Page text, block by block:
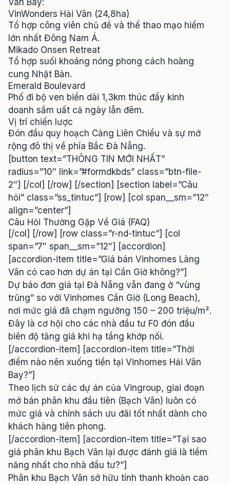
VinWonders Hải Vân (24,8ha)
Tổ hợp công viên chủ đề và thể thao mạo hiểm
lớn nhất Đông Nam Á.
Mikado Onsen Retreat
Tổ hợp suối khoáng nóng phong cách hoàng
cung Nhật Bản.
Emerald Boulevard
Phố đi bộ ven biển dài 1,3km thúc đẩy kinh
doanh sầm uất cả ngày lẫn đêm.
Vị trí chiến lược
Đón đầu quy hoạch Cảng Liên Chiểu và sự mở
rộng đô thị về phía Bắc Đà Nẵng.
[button text=”THÔNG TIN MỚI NHẤT”
radius=”10″ link=”#formdkbds” class=”btn-file-
2″] [/col] [/row] [/section] [section label=”Câu
hỏi” class=”ss_tintuc”] [row] [col span__sm=”12″
align=”center”]
Câu Hỏi Thường Gặp Về Giá (FAQ)
[/col] [/row] [row class=”r-nd-tintuc”] [col
span=”7″ span__sm=”12″] [accordion]
[accordion-item title=”Giá bán Vinhomes Làng
Vân có cao hơn dự án tại Cần Giờ không?”]
Dự báo đơn giá tại Đà Nẵng vẫn đang ở “vùng
trũng” so với Vinhomes Cần Giờ (Long Beach),
nơi mức giá đã chạm ngưỡng 150 – 200 triệu/m².
Đây là cơ hội cho các nhà đầu tư F0 đón đầu
biên độ tăng giá khi hạ tầng khớp nối.
[/accordion-item] [accordion-item title=”Thời
điểm nào nên xuống tiền tại Vinhomes Hải Vân
Bay?”]
Theo lịch sử các dự án của Vingroup, giai đoạn
mở bán phân khu đầu tiên (Bạch Vân) luôn có
mức giá và chính sách ưu đãi tốt nhất dành cho
khách hàng tiên phong.
[/accordion-item] [accordion-item title=”Tại sao
giá phân khu Bạch Vân lại được đánh giá là tiềm
năng nhất cho nhà đầu tư?”]
Phân khu Bạch Vân sở hữu tính thanh khoản cao